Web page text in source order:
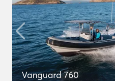
Vanguard 760